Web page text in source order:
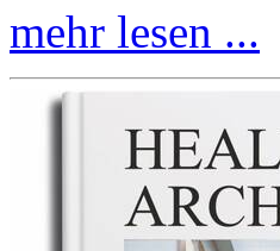
mehr lesen ...